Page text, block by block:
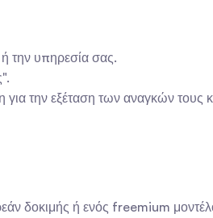
ή την υπηρεσία σας.
την εξέταση των αναγκών τους
δοκιμής ή ενός freemium